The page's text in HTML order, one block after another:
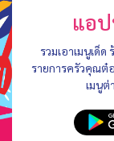
แอ
รวมเอาเมนูเด็
รายการครัวคุณต๋
เมนูต่